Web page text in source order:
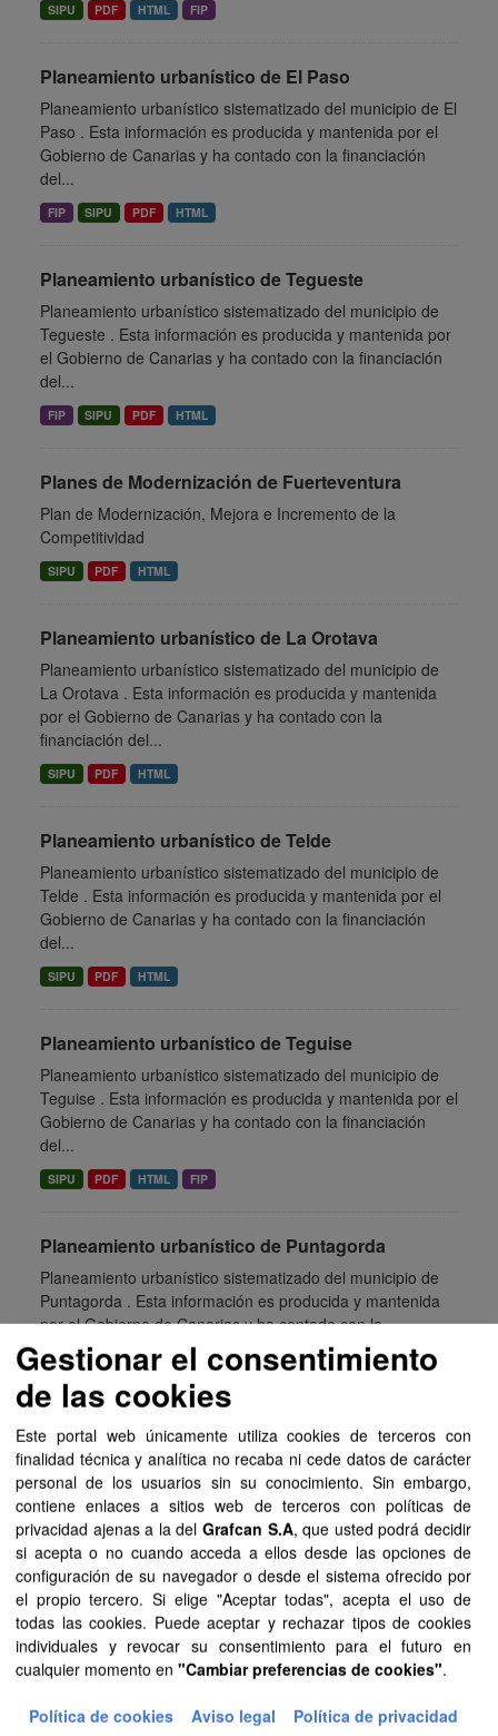
SIPU PDF HTML FIP
Planeamiento urbanístico de El Paso
Planeamiento urbanístico sistematizado del municipio de El
Paso . Esta información es producida y mantenida por el
Gobierno de Canarias y ha contado con la financiación
del...
FIP SIPU PDF HTML
Planeamiento urbanístico de Tegueste
Planeamiento urbanístico sistematizado del municipio de
Tegueste . Esta información es producida y mantenida por
el Gobierno de Canarias y ha contado con la financiación
del...
FIP SIPU PDF HTML
Planes de Modernización de Fuerteventura
Plan de Modernización, Mejora e Incremento de la
Competitividad
SIPU PDF HTML
Planeamiento urbanístico de La Orotava
Planeamiento urbanístico sistematizado del municipio de
La Orotava . Esta información es producida y mantenida
por el Gobierno de Canarias y ha contado con la
financiación del...
SIPU PDF HTML
Planeamiento urbanístico de Telde
Planeamiento urbanístico sistematizado del municipio de
Telde . Esta información es producida y mantenida por el
Gobierno de Canarias y ha contado con la financiación
del...
SIPU PDF HTML
Planeamiento urbanístico de Teguise
Planeamiento urbanístico sistematizado del municipio de
Teguise . Esta información es producida y mantenida por el
Gobierno de Canarias y ha contado con la financiación
del...
SIPU PDF HTML FIP
Planeamiento urbanístico de Puntagorda
Planeamiento urbanístico sistematizado del municipio de
Puntagorda . Esta información es producida y mantenida
por el Gobierno de Canarias y ha contado con la
financiación del...
FIP HTML
Planeamiento urbanístico de Puerto de La Cruz
Planeamiento urbanístico sistematizado del municipio de
Puerto de La Cruz . Esta información es producida y
mantenida por el Gobierno de Canarias y ha contado con
la...
SIPU PDF HTML FIP
Planeamiento urbanístico de Tejeda
Planeamiento urbanístico sistematizado del municipio de
Tejeda . Esta información es producida y mantenida por el
Gobierno de Canarias y ha contado con la financiación
Gestionar el consentimiento
de las cookies
Este portal web únicamente utiliza cookies de terceros con
finalidad técnica y analítica no recaba ni cede datos de carácter
personal de los usuarios sin su conocimiento. Sin embargo,
contiene enlaces a sitios web de terceros con políticas de
privacidad ajenas a la del Grafcan S.A, que usted podrá decidir
si acepta o no cuando acceda a ellos desde las opciones de
configuración de su navegador o desde el sistema ofrecido por
el propio tercero. Si elige "Aceptar todas", acepta el uso de
todas las cookies. Puede aceptar y rechazar tipos de cookies
individuales y revocar su consentimiento para el futuro en
cualquier momento en "Cambiar preferencias de cookies".
Política de cookies Aviso legal Política de privacidad